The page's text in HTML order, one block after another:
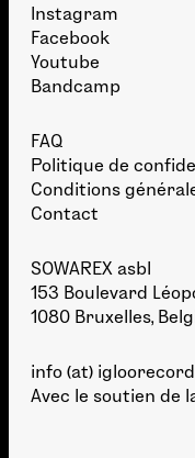
Instagram
Facebook
Youtube
Bandcamp
FAQ
Politique de
Conditions
Contact
SOWAREX asbl
153 Boulevard
1080 Bruxelles,
info (at)
Avec le soutien de